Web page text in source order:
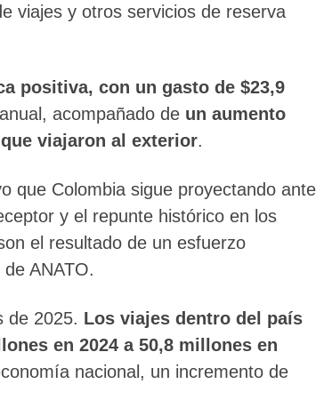
viajes y otros servicios de reserva
positiva, con un gasto de $23,9
acompañado de un aumento
viajaron al exterior.
que Colombia sigue proyectando ante
y el repunte histórico en los
el resultado de un esfuerzo
ANATO.
de 2025. Los viajes dentro del país
en 2024 a 50,8 millones en
nacional, un incremento de